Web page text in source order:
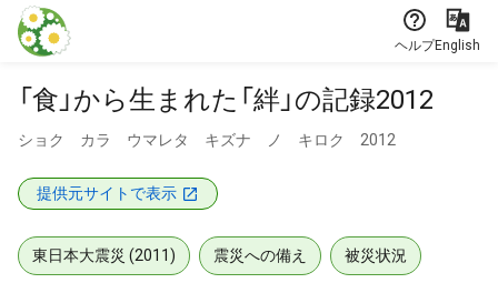
本文に飛ぶ
ヘルプEnglish
「食」から生まれた「絆」の記録2012
ショク カラ ウマレタ キズナ ノ キロク 2012
提供元サイトで表示
東日本大震災 (2011) 震災への備え 被災状況